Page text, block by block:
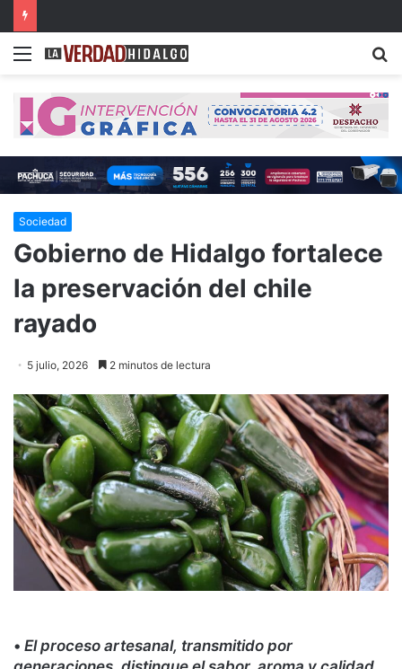
Menu
Sociedad
Gobierno de Hidalgo fortalece
la preservación del chile
rayado
5 julio, 2026 2 minutos de lectura
• El proceso artesanal, transmitido por